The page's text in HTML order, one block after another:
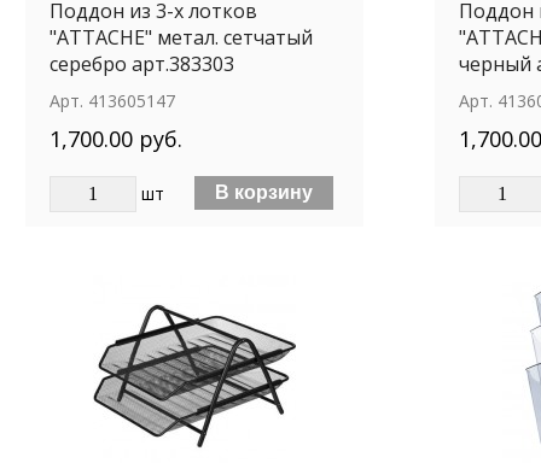
Поддон из 3-х лотков
"ATTACHE" метал. сетчатый
серебро арт.383303
Арт. 413605147
1,700.00 руб.
шт
Поддон
черный
Арт.